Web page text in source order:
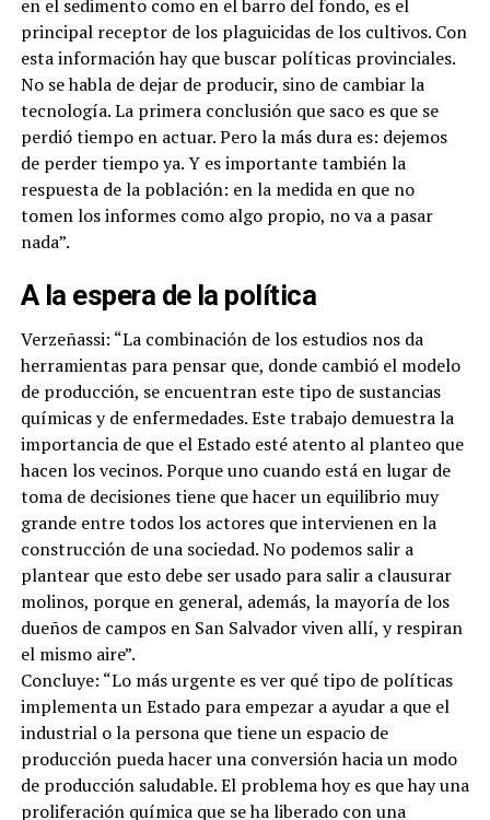
en el sedimento como en el barro del fondo, es el
principal receptor de los plaguicidas de los cultivos. Con
esta información hay que buscar políticas provinciales.
No se habla de dejar de producir, sino de cambiar la
tecnología. La primera conclusión que saco es que se
perdió tiempo en actuar. Pero la más dura es: dejemos
de perder tiempo ya. Y es importante también la
respuesta de la población: en la medida en que no
tomen los informes como algo propio, no va a pasar
nada”.
A la espera de la política
Verzeñassi: “La combinación de los estudios nos da
herramientas para pensar que, donde cambió el modelo
de producción, se encuentran este tipo de sustancias
químicas y de enfermedades. Este trabajo demuestra la
importancia de que el Estado esté atento al planteo que
hacen los vecinos. Porque uno cuando está en lugar de
toma de decisiones tiene que hacer un equilibrio muy
grande entre todos los actores que intervienen en la
construcción de una sociedad. No podemos salir a
plantear que esto debe ser usado para salir a clausurar
molinos, porque en general, además, la mayoría de los
dueños de campos en San Salvador viven allí, y respiran
el mismo aire”.
Concluye: “Lo más urgente es ver qué tipo de políticas
implementa un Estado para empezar a ayudar a que el
industrial o la persona que tiene un espacio de
producción pueda hacer una conversión hacia un modo
de producción saludable. El problema hoy es que hay una
proliferación química que se ha liberado con una